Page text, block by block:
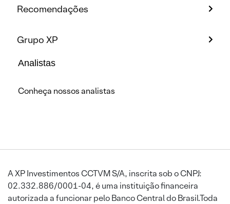
Recomendações
Grupo XP
Analistas
Conheça nossos analistas
A XP Investimentos CCTVM S/A, inscrita sob o CNPJ:
02.332.886/0001-04, é uma instituição financeira
autorizada a funcionar pelo Banco Central do Brasil.Toda